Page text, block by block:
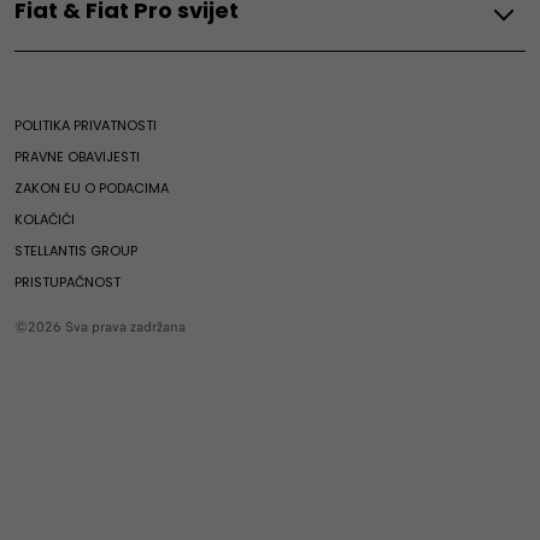
Benzin
Ducato
Fiat Professional cjenovnici
Jamstvo
3 - godišnja garancija na rezervne dijelove
Kampanija
Asistencija Fiat
Fiat & Fiat Pro svijet
Vijesti
POLITIKA PRIVATNOSTI
PRAVNE OBAVIJESTI
ZAKON EU O PODACIMA
KOLAČIĆI
STELLANTIS GROUP
PRISTUPAČNOST
©2026 Sva prava zadržana